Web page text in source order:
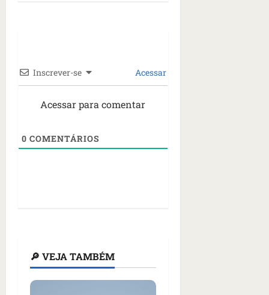
Inscrever-se Acessar
Acessar para comentar
0 COMENTÁRIOS
🔎 VEJA TAMBÉM